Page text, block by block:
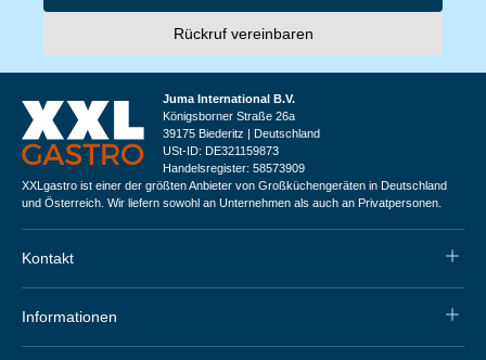
Rückruf vereinbaren
Juma International B.V.
Königsborner Straße 26a
39175 Biederitz | Deutschland
USt-ID: DE321159873
Handelsregister: 58573909
XXLgastro ist einer der größten Anbieter von Großküchengeräten in Deutschland
und Österreich. Wir liefern sowohl an Unternehmen als auch an Privatpersonen.
Kontakt
Informationen